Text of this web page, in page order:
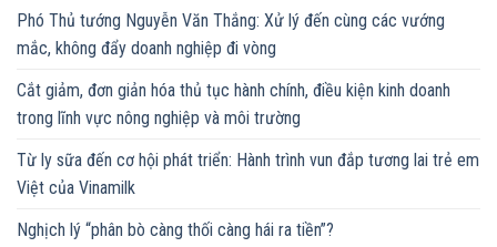
Phó Thủ tướng Nguyễn Văn Thắng: Xử lý đến cùng các vướng
mắc, không đẩy doanh nghiệp đi vòng
Cắt giảm, đơn giản hóa thủ tục hành chính, điều kiện kinh doanh
trong lĩnh vực nông nghiệp và môi trường
Từ ly sữa đến cơ hội phát triển: Hành trình vun đắp tương lai trẻ em
Việt của Vinamilk
Nghịch lý “phân bò càng thối càng hái ra tiền”?